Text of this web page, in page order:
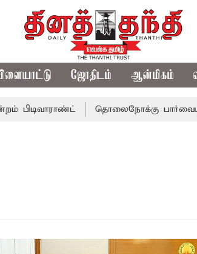
ஜோதிடம் ஆன்மிகம்
தொலைநோக்கு பார்வையுடன்